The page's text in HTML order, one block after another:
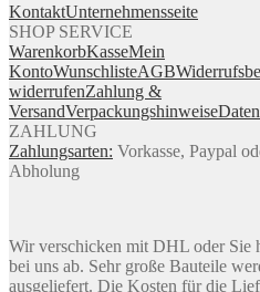
KontaktUnternehmensseite
SHOP SERVICE
WarenkorbKasseMein
KontoWunschlisteAGB
widerrufenZahlung &
VersandVerpackungshinweise
ZAHLUNG
Zahlungsarten: Vorkasse, Paypal
Abholung
Wir verschicken mit DHL oder Sie
bei uns ab. Sehr große Bauteile
ausgeliefert. Die Kosten für die